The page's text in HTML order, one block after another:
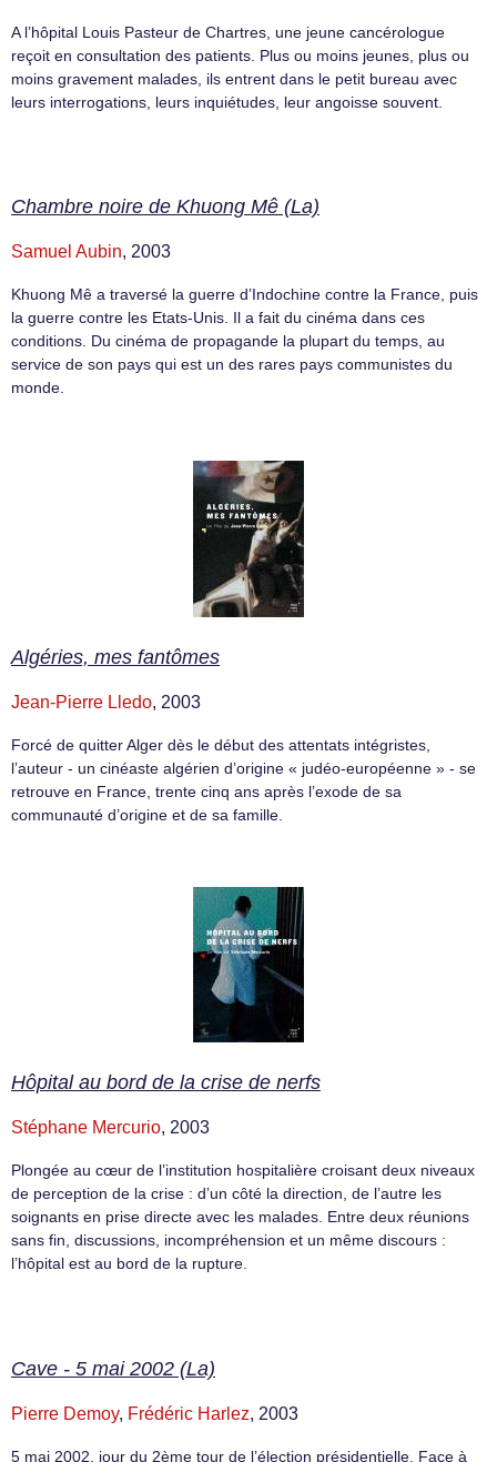
A l’hôpital Louis Pasteur de Chartres, une jeune cancérologue
reçoit en consultation des patients. Plus ou moins jeunes, plus ou
moins gravement malades, ils entrent dans le petit bureau avec
leurs interrogations, leurs inquiétudes, leur angoisse souvent.
Chambre noire de Khuong Mê (La)
Samuel Aubin, 2003
Khuong Mê a traversé la guerre d’Indochine contre la France, puis
la guerre contre les Etats-Unis. Il a fait du cinéma dans ces
conditions. Du cinéma de propagande la plupart du temps, au
service de son pays qui est un des rares pays communistes du
monde.
Algéries, mes fantômes
Jean-Pierre Lledo, 2003
Forcé de quitter Alger dès le début des attentats intégristes,
l’auteur - un cinéaste algérien d’origine « judéo-européenne » - se
retrouve en France, trente cinq ans après l’exode de sa
communauté d’origine et de sa famille.
Hôpital au bord de la crise de nerfs
Stéphane Mercurio, 2003
Plongée au cœur de l’institution hospitalière croisant deux niveaux
de perception de la crise : d’un côté la direction, de l’autre les
soignants en prise directe avec les malades. Entre deux réunions
sans fin, discussions, incompréhension et un même discours :
l’hôpital est au bord de la rupture.
Cave - 5 mai 2002 (La)
Pierre Demoy, Frédéric Harlez, 2003
5 mai 2002, jour du 2ème tour de l’élection présidentielle. Face à